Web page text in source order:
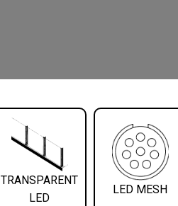
TRANSPARENT
LED
LED MESH